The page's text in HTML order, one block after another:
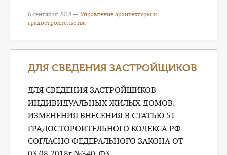
6 сентября 2018 — Управление архитектуры и
градостроительства
ДЛЯ СВЕДЕНИЯ ЗАСТРОЙЩИКОВ
ДЛЯ СВЕДЕНИЯ ЗАСТРОЙЩИКОВ
ИНДИВИДУАЛЬНЫХ ЖИЛЫХ ДОМОВ.
ИЗМЕНЕНИЯ ВНЕСЕНИЯ В СТАТЬЮ 51
ГРАДОСТОРОИТЕЛЬНОГО КОДЕКСА РФ
СОГЛАСНО ФЕДЕРАЛЬНОГО ЗАКОНА ОТ